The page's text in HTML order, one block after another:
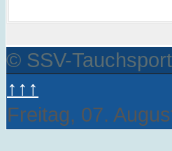
© SSV-Tauchsport
↑↑↑
Freitag, 07.